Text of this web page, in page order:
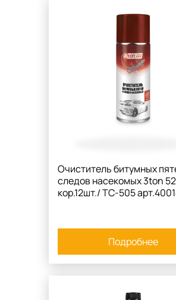
Очиститель битумных
следов насекомых 3ton
кор.12шт./ TC-505
Подробнее